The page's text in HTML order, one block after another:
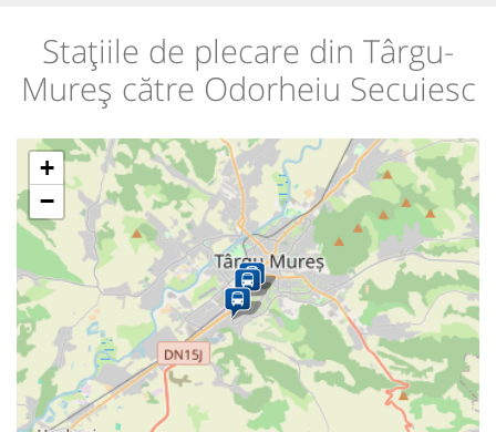
Stațiile de plecare din Târgu-
Mureș către Odorheiu Secuiesc
+
−